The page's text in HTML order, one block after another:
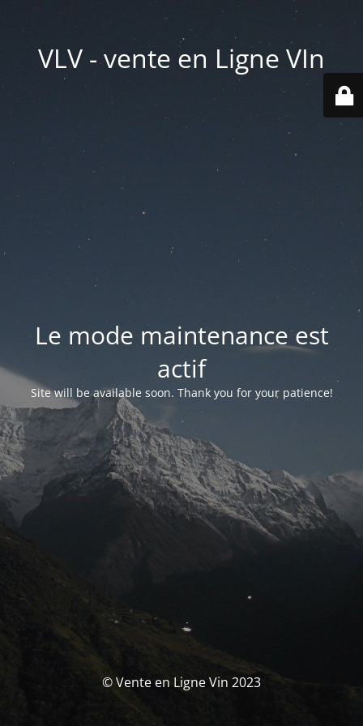
VLV - vente en Ligne VIn
Le mode maintenance est
actif
Site will be available soon. Thank you for your patience!
© Vente en Ligne Vin 2023